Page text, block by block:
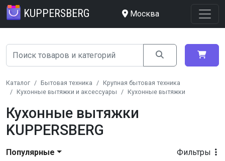
KUPPERSBERG Москва
Каталог Бытовая техника
Крупная бытовая техника
Кухонные вытяжки и аксессуары
Кухонные вытяжки
Кухонные вытяжки
KUPPERSBERG
Фильтры
Популярные